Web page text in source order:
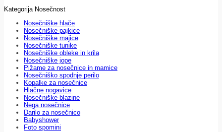
Kategorija Nosečnost
Nosečniške hlače
Nosečniške pajkice
Nosečniške majice
Nosečniške tunike
Nosečniške obleke in krila
Nosečniške jope
Pižame za nosečnice in mamice
Nosečniško spodnje perilo
Kopalke za nosečnice
Hlačne nogavice
Nosečniške blazine
Nega nosečnice
Darilo za nosečnico
Babyshower
Foto spomini